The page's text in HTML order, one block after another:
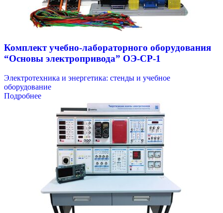
Комплект учебно-лабораторного оборудования
“Основы электропривода” ОЭ-СР-1
Электротехника и энергетика: стенды и учебное
оборудование
Подробнее